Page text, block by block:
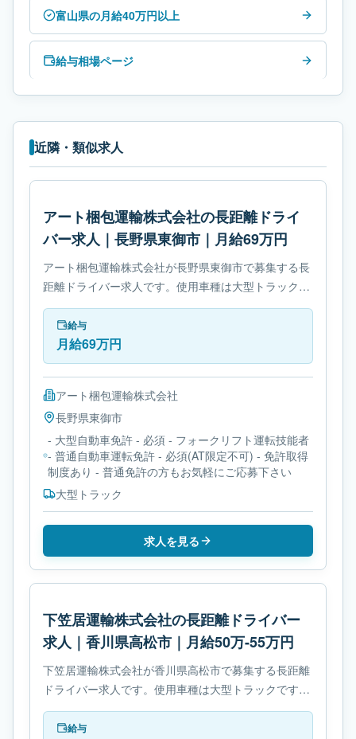
富山県の月給40万円以上
給与相場ページ
近隣・類似求人
アート梱包運輸株式会社の長距離ドライ
バー求人｜長野県東御市｜月給69万円
アート梱包運輸株式会社が長野県東御市で募集する長
距離ドライバー求人です。使用車種は大型トラックで
す。勤務時間は- 変形労働時間制です。必要免許は- 大
型自動車免許です。
給与
月給69万円
アート梱包運輸株式会社
長野県東御市
- 大型自動車免許 - 必須 - フォークリフト運転技能者
- 普通自動車運転免許 - 必須(AT限定不可) - 免許取得
制度あり - 普通免許の方もお気軽にご応募下さい
大型トラック
求人を見る
下笠居運輸株式会社の長距離ドライバー
求人｜香川県高松市｜月給50万-55万円
下笠居運輸株式会社が香川県高松市で募集する長距離
ドライバー求人です。使用車種は大型トラックです。
必要免許は- 大型自動車免許です。
給与